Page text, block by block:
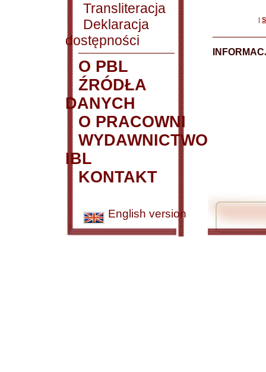
Transliteracja
Deklaracja
dostępności
O PBL
ŹRÓDŁA
DANYCH
O PRACOWNI
WYDAWNICTWO
IBL
KONTAKT
English version
|